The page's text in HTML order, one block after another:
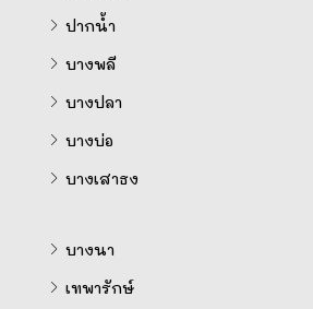
ปากน้ำ
บางพลี
บางปลา
บางบ่อ
บางเสาธง
บางนา
เทพารักษ์